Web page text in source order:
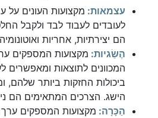
עצמאות: מקצועות העונים על
לעובדים לעבוד לבד ולקבל
הם יצירתיות, אחריות
הֶשֵׂגיות: מקצועות המספקים
המכוונים לתוצאות
ביכולות החזקות ביותר שלהם,
הישג. הצרכים המתאימים הם
הַכָּרָה: מקצועות המספקים